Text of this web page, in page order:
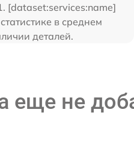
[dataset:services:name]
в среднем
деталей.
еще не